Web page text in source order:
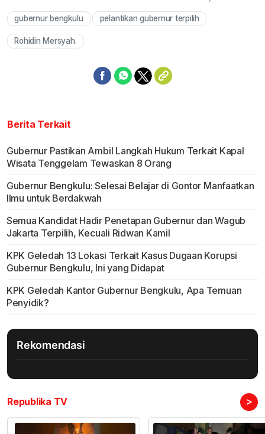
gubernur bengkulu pelantikan gubernur terpilih
Rohidin Mersyah.
Berita Terkait
Gubernur Pastikan Ambil Langkah Hukum Terkait Kapal
Wisata Tenggelam Tewaskan 8 Orang
Gubernur Bengkulu: Selesai Belajar di Gontor Manfaatkan
Ilmu untuk Berdakwah
Semua Kandidat Hadir Penetapan Gubernur dan Wagub
Jakarta Terpilih, Kecuali Ridwan Kamil
KPK Geledah 13 Lokasi Terkait Kasus Dugaan Korupsi
Gubernur Bengkulu, Ini yang Didapat
KPK Geledah Kantor Gubernur Bengkulu, Apa Temuan
Penyidik?
Rekomendasi
Republika TV >